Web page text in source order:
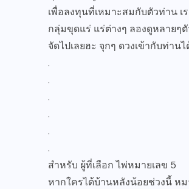
เพื่อลงทุนที่เหมาะสมกับตัวท่าน
กลุ่มขุดแร่ แร่ต่างๆ ลองดูหลายๆ
จัดไปเลยฮะ จุกๆ ดวงเข้ากับท่าน
.
.
.
.
.
.
สำหรับ ผู้ที่เลือก ไพ่หมายเลข 5
หากใครได้บ้านหลังน้อยช่วงนี้ ห